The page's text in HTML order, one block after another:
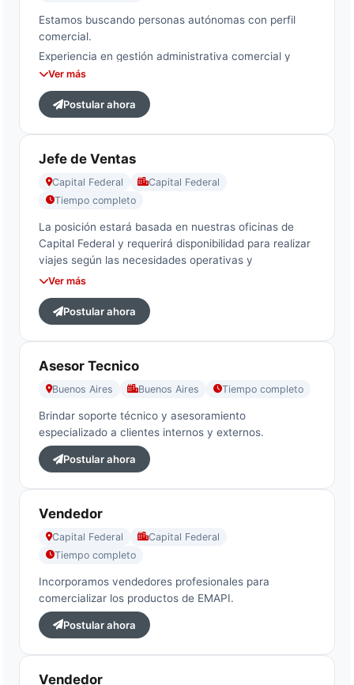
Estamos buscando personas autónomas con perfil
comercial.
Experiencia en gestión administrativa comercial y
manejo de sistemas de gestión.
Fundamental disponibilidad para trabajar en equipo.
Zona de trabajo: San Telmo. Presencial.
Ver más
Postular ahora
Jefe de Ventas
Capital Federal
Capital Federal
Tiempo completo
La posición estará basada en nuestras oficinas de
Capital Federal y requerirá disponibilidad para realizar
viajes según las necesidades operativas y
comerciales de la compañía.
Ver más
Postular ahora
Asesor Tecnico
Buenos Aires Buenos Aires Tiempo completo
Brindar soporte técnico y asesoramiento
especializado a clientes internos y externos.
Postular ahora
Vendedor
Capital Federal
Capital Federal
Tiempo completo
Incorporamos vendedores profesionales para
comercializar los productos de EMAPI.
Postular ahora
Vendedor